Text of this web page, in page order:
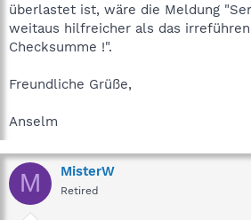
überlastet ist, wäre die Meldung
weitaus hilfreicher als das
Checksumme !".
Freundliche Grüße,
Anselm
M MisterW
Retired